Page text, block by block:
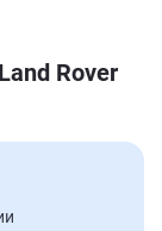
Rover